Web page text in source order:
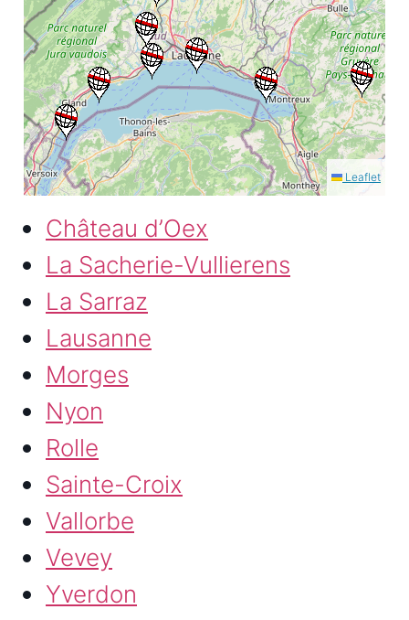
Leaflet
Château d’Oex
La Sacherie-Vullierens
La Sarraz
Lausanne
Morges
Nyon
Rolle
Sainte-Croix
Vallorbe
Vevey
Yverdon